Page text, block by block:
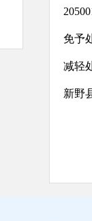
免予
减轻
新野